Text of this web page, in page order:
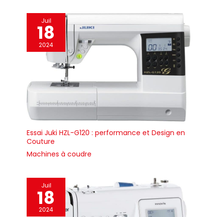
Juil
18
2024
Essai Juki HZL-G120 : performance et Design en
Couture
Machines à coudre
Juil
18
2024